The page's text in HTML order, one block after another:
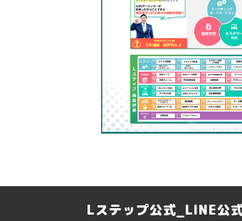
Lステップ公式_LINE公